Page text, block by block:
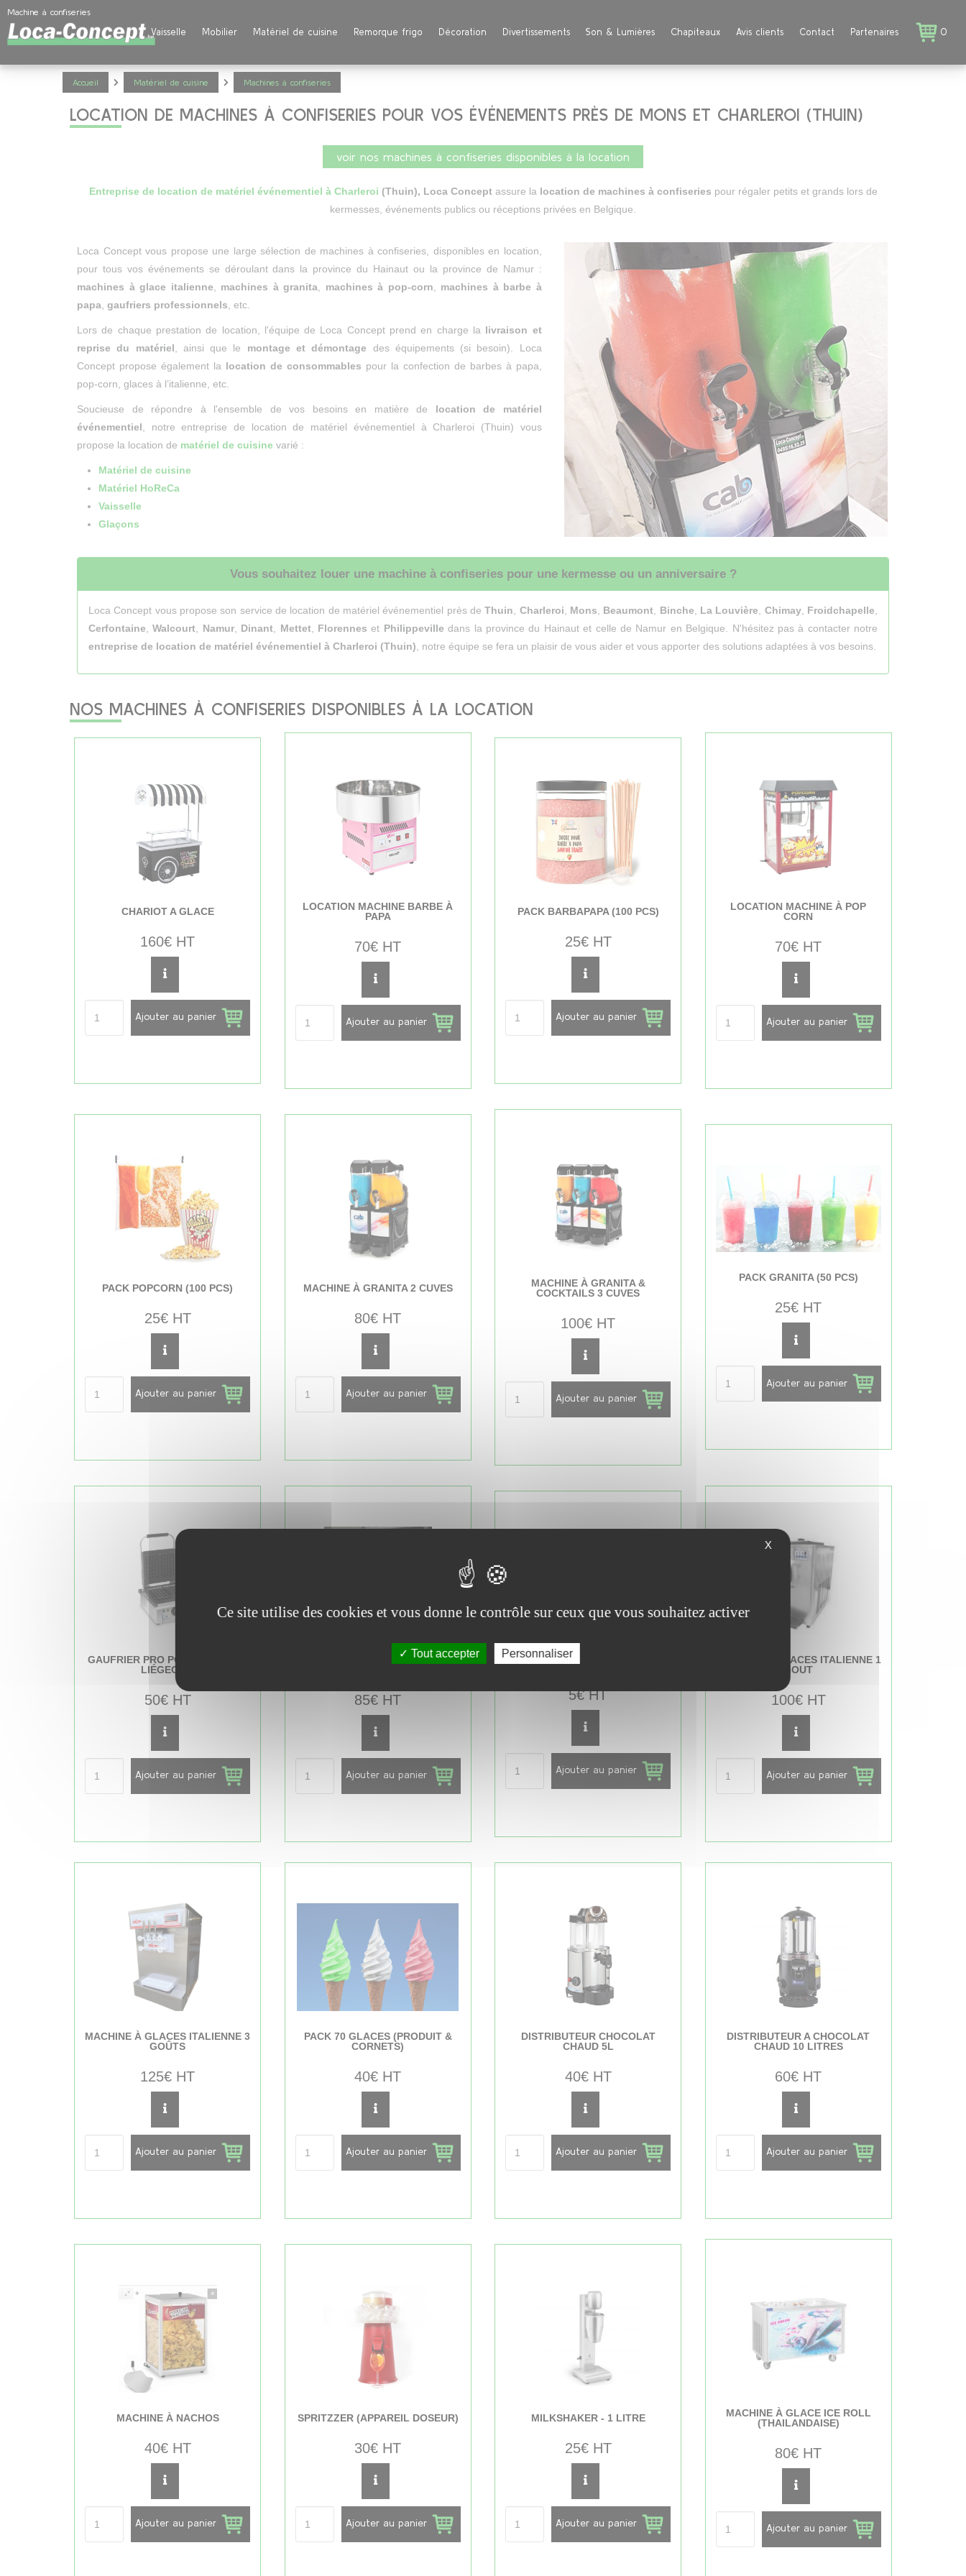
Machine à confiseries
Vaisselle Mobilier Matériel de cuisine Remorque frigo Décoration Divertissements Son & Lumières Chapiteaux Avis clients Contact Partenaires 0
Accueil Matériel de cuisine Machines à confiseries
LOCATION DE MACHINES À CONFISERIES POUR VOS ÉVÉNEMENTS PRÈS DE MONS ET CHARLEROI (THUIN)
voir nos machines à confiseries disponibles à la location
Entreprise de location de matériel événementiel à Charleroi (Thuin), Loca Concept assure la location de machines à confiseries pour régaler petits et grands lors de
kermesses, événements publics ou réceptions privées en Belgique.
Loca Concept vous propose une large sélection de machines à confiseries, disponibles en location,
pour tous vos événements se déroulant dans la province du Hainaut ou la province de Namur :
machines à glace italienne
machines à granita machines à pop-corn
machines à barbe à
papa gaufriers professionnels , etc.
Lors de chaque prestation de location, l'équipe de Loca Concept prend en charge la livraison et
reprise du matériel , ainsi que le montage et démontage des équipements (si besoin). Loca
Concept propose également la location de consommables pour la confection de barbes à papa,
pop-corn, glaces à l’italienne, etc.
Soucieuse de répondre à l'ensemble de vos besoins en matière de location de matériel
événementiel , notre entreprise de location de matériel événementiel à Charleroi (Thuin) vous
propose la location de matériel de cuisine varié :
Matériel de cuisine
Matériel HoReCa
Vaisselle
Glaçons
Vous souhaitez louer une machine à confiseries pour une kermesse ou un anniversaire ?
Loca Concept vous propose son service de location de matériel événementiel près deThuin Charleroi Mons Beaumont Binche La Louvière Chimay, Froidchapelle
Cerfontaine ,Walcourt Namur, Dinant Mettet, Florennes et Philippeville dans la province du Hainaut et celle de Namur en Belgique. N'hésitez pas à contacter notre
entreprise de location de matériel événementiel à Charleroi (Thuin) , notre équipe se fera un plaisir de vous aider et vous apporter des solutions adaptées à vos besoins.
NOS MACHINES À CONFISERIES DISPONIBLES À LA LOCATION
CHARIOT A GLACE
160€ HT
Ajouter au panier
LOCATION MACHINE BARBE À
PAPA
70€ HT
Ajouter au panier
PACK BARBAPAPA (100 PCS)
25€ HT
Ajouter au panier
LOCATION MACHINE À POP
CORN
70€ HT
Ajouter au panier
PACK POPCORN (100 PCS)
25€ HT
Ajouter au panier
MACHINE À GRANITA 2 CUVES
80€ HT
Ajouter au panier
MACHINE À GRANITA &
COCKTAILS 3 CUVES
100€ HT
Ajouter au panier
PACK GRANITA (50 PCS)
25€ HT
Ajouter au panier
GAUFRIER PRO POUR GAUFRES
LIÉGEOISE
50€ HT
Ajouter au panier
PATONS DE GAUFRES DE LIEGE
85€ HT
Ajouter au panier
130 PAPIERS POUR GAUFFRES
5€ HT
Ajouter au panier
MACHINE À GLACES ITALIENNE 1
GOUT
100€ HT
Ajouter au panier
MACHINE À GLACES ITALIENNE 3
GOÛTS
125€ HT
Ajouter au panier
PACK 70 GLACES (PRODUIT &
CORNETS)
40€ HT
Ajouter au panier
DISTRIBUTEUR CHOCOLAT
CHAUD 5L
40€ HT
Ajouter au panier
DISTRIBUTEUR A CHOCOLAT
CHAUD 10 LITRES
60€ HT
Ajouter au panier
MACHINE À NACHOS
40€ HT
Ajouter au panier
SPRITZZER (APPAREIL DOSEUR)
30€ HT
Ajouter au panier
MILKSHAKER - 1 LITRE
25€ HT
Ajouter au panier
MACHINE À GLACE ICE ROLL
(THAILANDAISE)
80€ HT
Ajouter au panier
Panneau de gestion des cookies
X
Ce site utilise des cookies et vous donne le contrôle sur ceux que vous souhaitez activer
Tout accepter Personnaliser